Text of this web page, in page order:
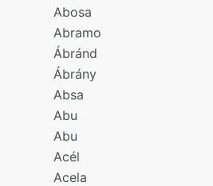
Abosa
Abramo
Ábránd
Ábrány
Absa
Abu
Abu
Acél
Acela